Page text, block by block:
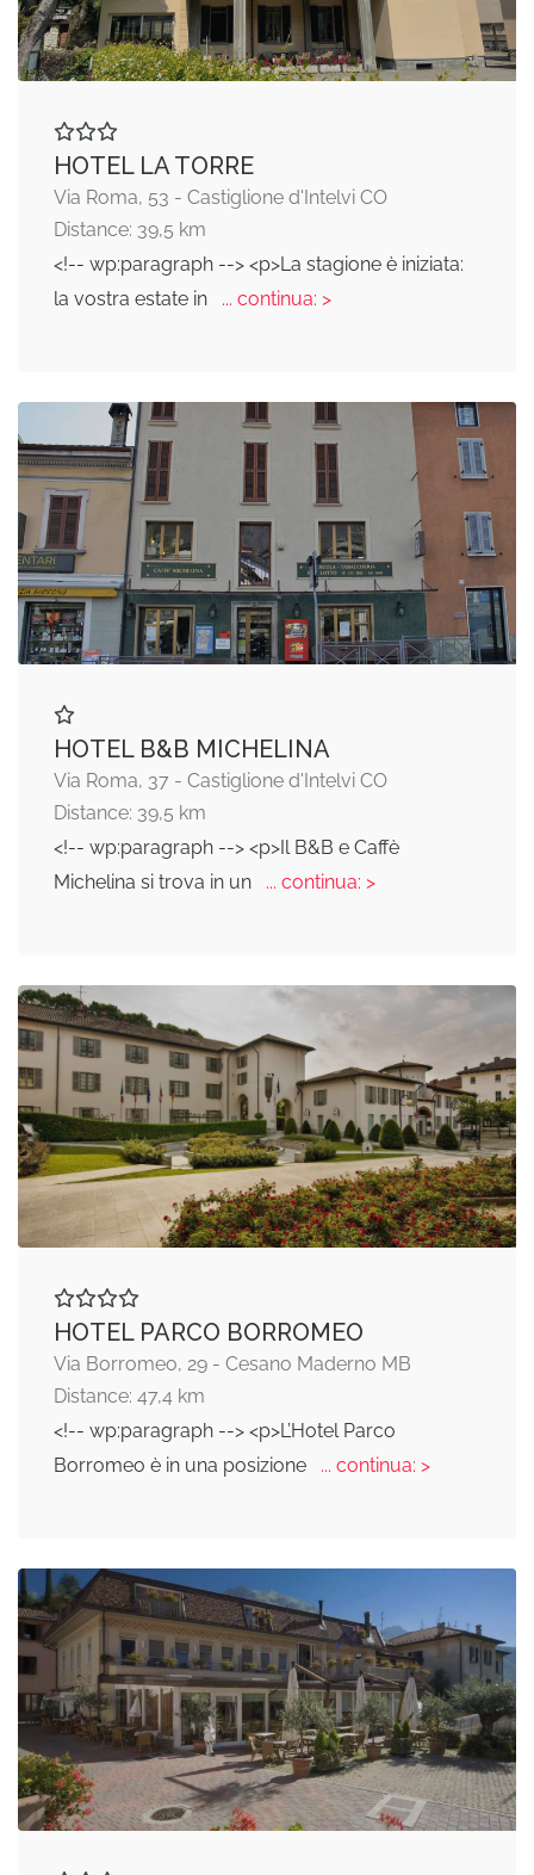
HOTEL LA TORRE
Via Roma, 53 - Castiglione d'Intelvi CO
Distance: 39,5 km
<!-- wp:paragraph --> <p>La stagione è iniziata:
la vostra estate in
... continua: >
HOTEL B&B MICHELINA
Via Roma, 37 - Castiglione d'Intelvi CO
Distance: 39,5 km
<!-- wp:paragraph --> <p>Il B&B e Caffè
Michelina si trova in un
... continua: >
HOTEL PARCO BORROMEO
Via Borromeo, 29 - Cesano Maderno MB
Distance: 47,4 km
<!-- wp:paragraph --> <p>L’Hotel Parco
Borromeo è in una posizione
... continua: >